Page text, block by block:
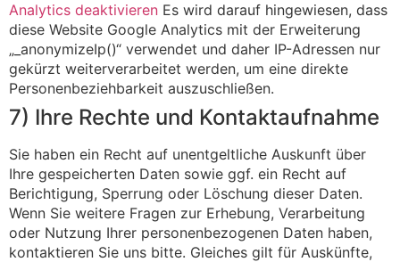
Analytics deaktivieren Es wird darauf hingewiesen, dass
diese Website Google Analytics mit der Erweiterung
„_anonymizeIp()“ verwendet und daher IP-Adressen nur
gekürzt weiterverarbeitet werden, um eine direkte
Personenbeziehbarkeit auszuschließen.
7) Ihre Rechte und Kontaktaufnahme
Sie haben ein Recht auf unentgeltliche Auskunft über
Ihre gespeicherten Daten sowie ggf. ein Recht auf
Berichtigung, Sperrung oder Löschung dieser Daten.
Wenn Sie weitere Fragen zur Erhebung, Verarbeitung
oder Nutzung Ihrer personenbezogenen Daten haben,
kontaktieren Sie uns bitte. Gleiches gilt für Auskünfte,